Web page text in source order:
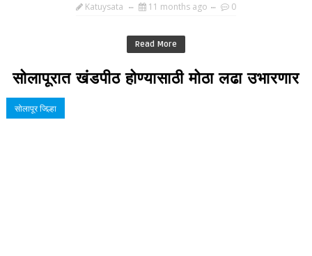
Katuysata 11 months ago 0
Read More
सोलापूरात खंडपीठ होण्यासाठी मोठा लढा उभारणार
सोलापूर जिल्हा